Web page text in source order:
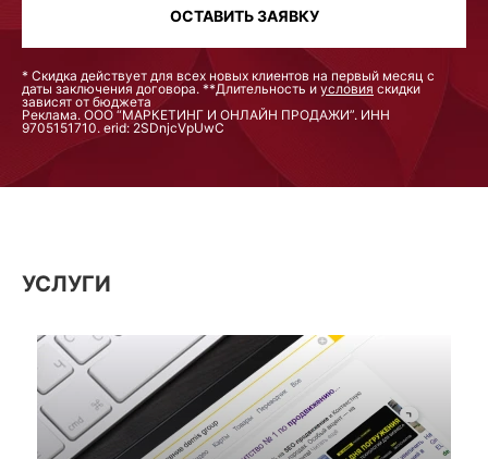
ОСТАВИТЬ ЗАЯВКУ
* Скидка действует для всех новых клиентов на первый месяц с
даты заключения договора. **Длительность и условия скидки
зависят от бюджета
Реклама. ООО “МАРКЕТИНГ И ОНЛАЙН ПРОДАЖИ”. ИНН
9705151710. erid: 2SDnjcVpUwC
УСЛУГИ